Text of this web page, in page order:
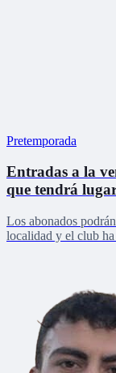
Pretemporada
Entradas a la
que tendrá
Los abonados
localidad y el club